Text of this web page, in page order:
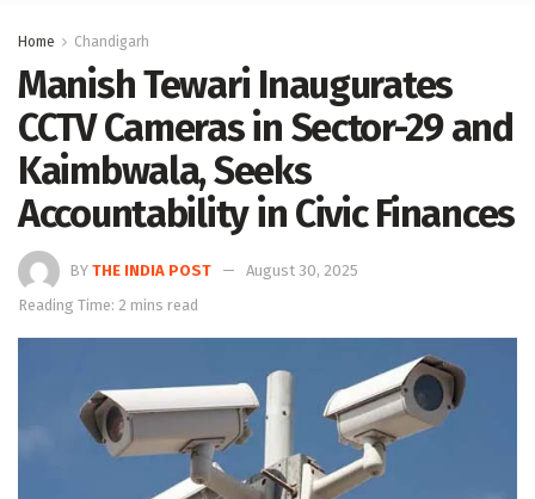
Home Chandigarh
Manish Tewari Inaugurates
CCTV Cameras in Sector-29 and
Kaimbwala, Seeks
Accountability in Civic Finances
BY THE INDIA POST
August 30, 2025
Reading Time: 2 mins read